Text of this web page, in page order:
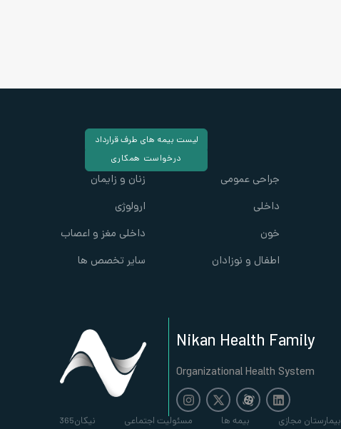
لیست بیمه های طرف قرارداد
درخواست همکاری
جراحی عمومی
داخلی
خون
اطفال و نوزادان
زنان و زایمان
ارولوژی
داخلی مغز و اعصاب
سایر تخصص ها
Nikan Health Family
Organizational Health System
بیمارستان مجازی بیمه ها مسئولیت اجتماعی نیکان365